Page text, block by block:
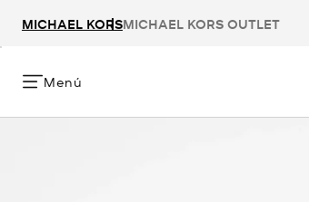
MICHAEL KORSMICHAEL KORS OUTLET
Menú